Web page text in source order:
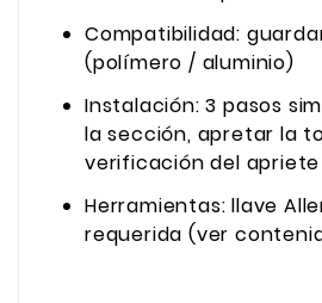
Compatibilidad:
(polímero / aluminio)
Instalación: 3 pasos
la sección, apretar la
verificación del apriete
Herramientas: llave
requerida (ver